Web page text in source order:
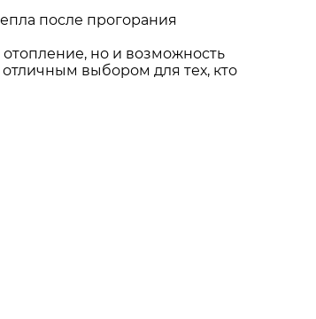
после прогорания
но и возможность
выбором для тех, кто